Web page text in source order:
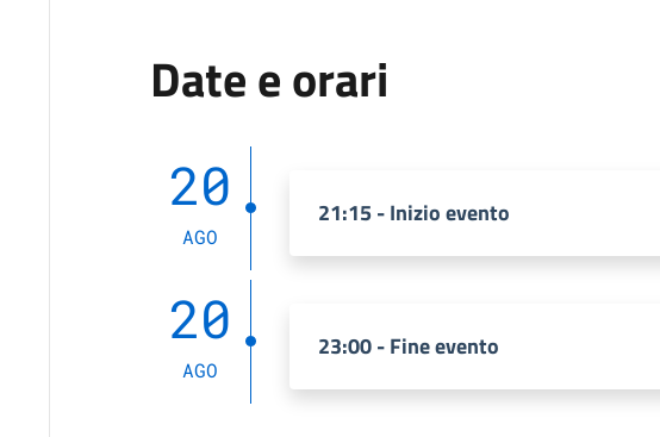
Date e orari
20
AGO
21:15 - Inizio evento
20
AGO
23:00 - Fine evento